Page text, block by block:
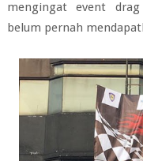
mengingat event
belum pernah